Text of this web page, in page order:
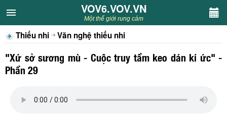
VOV6.VOV.VN
CHUYÊN MỤC
Khách VOV6
VOV6.VOV.VN
Một thế giới rung cảm
Thiếu nhi Văn nghệ thiếu nhi
"Xứ sở sương mù - Cuộc truy tầm keo dán kí ức" -
Phần 29